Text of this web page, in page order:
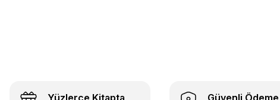
Yüzlerce Kitapta
Güvenli Ödeme